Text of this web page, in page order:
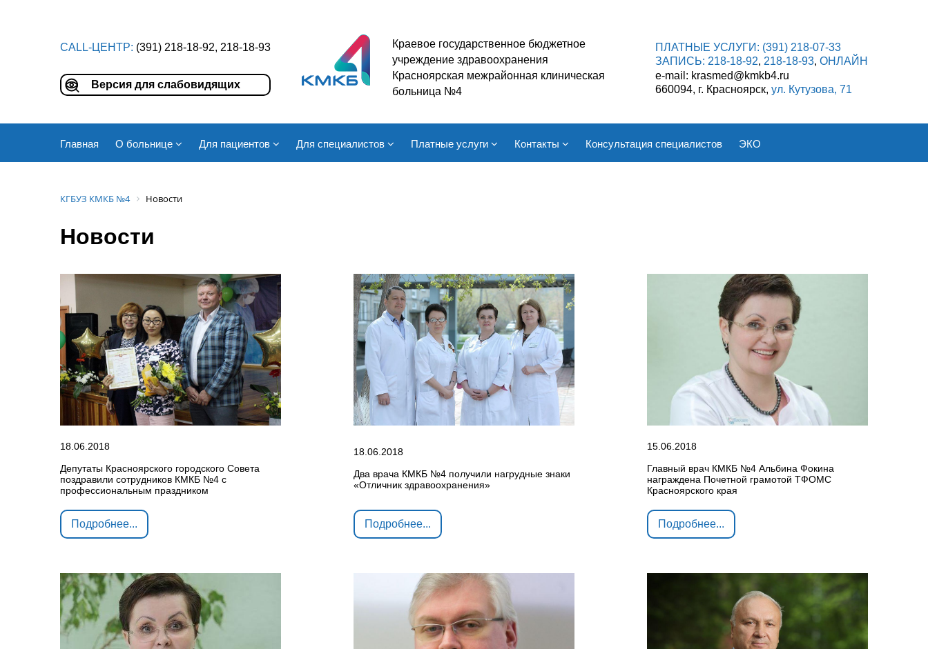
CALL-ЦЕНТР: (391) 218-18-92, 218-18-93
Версия для слабовидящих
Краевое государственное бюджетное
учреждение здравоохранения
Красноярская межрайонная клиническая
больница №4
ПЛАТНЫЕ УСЛУГИ: (391) 218-07-33
ЗАПИСЬ: 218-18-92, 218-18-93, ОНЛАЙН
e-mail: krasmed@kmkb4.ru
660094, г. Красноярск, ул. Кутузова, 71
Главная О больнице Для пациентов Для специалистов Платные услуги Контакты Консультация специалистов ЭКО
КГБУЗ КМКБ №4 Новости
Новости
18.06.2018
Депутаты Красноярского городского Совета
поздравили сотрудников КМКБ №4 с
профессиональным праздником
Подробнее...
18.06.2018
Два врача КМКБ №4 получили нагрудные знаки
«Отличник здравоохранения»
Подробнее...
15.06.2018
Главный врач КМКБ №4 Альбина Фокина
награждена Почетной грамотой ТФОМС
Красноярского края
Подробнее...